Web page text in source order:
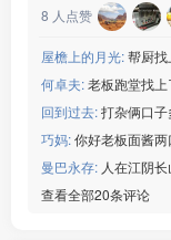
8 人点赞
屋檐上的月光:帮厨
何卓夫:老板跑堂找上
回到过去:打杂俩口子
巧妈:你好老板面酱
曼巴永存: 人在江阴
查看全部20条评论